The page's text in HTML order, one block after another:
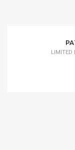
LIMITED